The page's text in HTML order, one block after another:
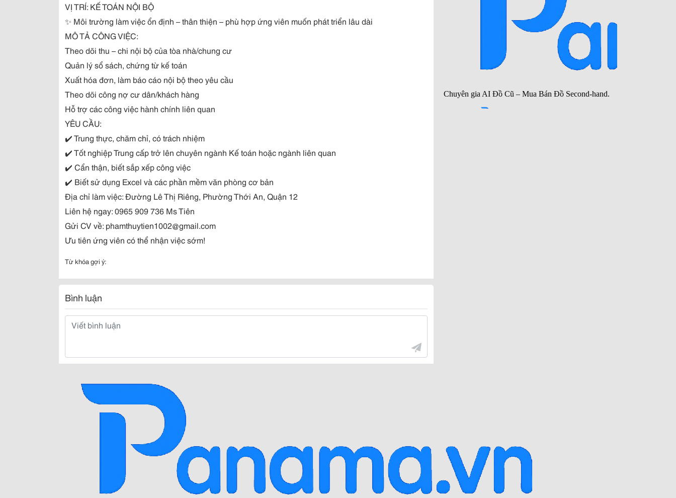
VỊ TRÍ: KẾ TOÁN NỘI BỘ
✨ Môi trường làm việc ổn định – thân thiện – phù hợp ứng viên muốn phát triển lâu dài
MÔ TẢ CÔNG VIỆC:
Theo dõi thu – chi nội bộ của tòa nhà/chung cư
Quản lý sổ sách, chứng từ kế toán
Xuất hóa đơn, làm báo cáo nội bộ theo yêu cầu
Theo dõi công nợ cư dân/khách hàng
Hỗ trợ các công việc hành chính liên quan
YÊU CẦU:
✔️Trung thực, chăm chỉ, có trách nhiệm
✔️Tốt nghiệp Trung cấp trở lên chuyên ngành Kế toán hoặc ngành liên quan
✔️ Cẩn thận, biết sắp xếp công việc
✔️ Biết sử dụng Excel và các phần mềm văn phòng cơ bản
Địa chỉ làm việc: Đường Lê Thị Riêng, Phường Thới An, Quận 12
Liên hệ ngay: 0965 909 736 Ms Tiên
Gửi CV về: phamthuytien1002@gmail.com
Ưu tiên ứng viên có thể nhận việc sớm!
Từ khóa gợi ý:
Bình luận